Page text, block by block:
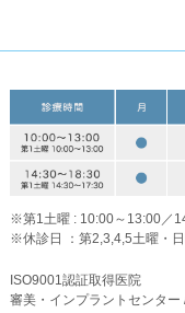
※第1土曜 : 10:00～13:00／
※休診日 ：第2,3,4,5土曜・日
ISO9001認証取得医院
審美・インプラントセンター